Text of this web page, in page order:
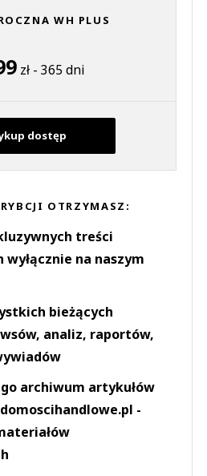
WH PLUS
zł - 365 dni
dostęp
OTRZYMASZ:
treści
na naszym
bieżących
analiz, raportów,
archiwum artykułów
-